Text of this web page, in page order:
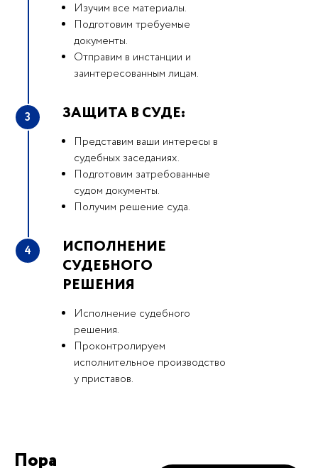
Изучим все материалы.
Подготовим требуемые
документы.
Отправим в инстанции и
заинтересованным лицам.
3 ЗАЩИТА В СУДЕ:
Представим ваши интересы в
судебных заседаниях.
Подготовим затребованные
судом документы.
Получим решение суда.
4
ИСПОЛНЕНИЕ
СУДЕБНОГО
РЕШЕНИЯ
Исполнение судебного
решения.
Проконтролируем
исполнительное производство
у приставов.
Пора